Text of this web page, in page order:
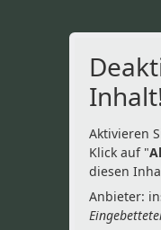
Aktivieren
Klick auf "
diesen
Anbieter: